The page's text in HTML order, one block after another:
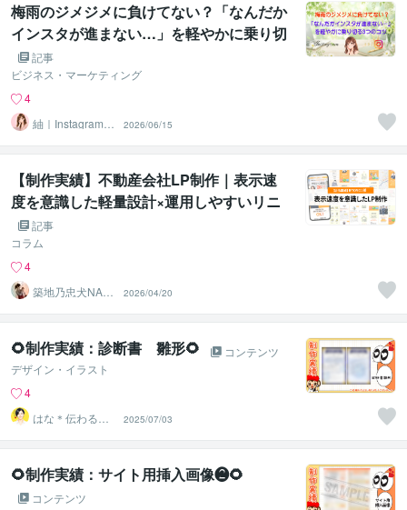
梅雨のジメジメに負けてない？「なんだか
インスタが進まない…」を軽やかに乗り切
る3つのコツ
記事
ビジネス・マーケティング
4
紬｜Instagram運
用代行＆サポー
ト
2026/06/15
【制作実績】不動産会社LP制作｜表示速
度を意識した軽量設計×運用しやすいリニ
ューアル対応
記事
コラム
4
築地乃忠犬NAN
A公
2026/04/20
🌻制作実績：診断書 雛形🌻
コンテンツ
デザイン・イラスト
4
はな＊伝わる形
に整えるデザイ
ン秘書
2025/07/03
🌻制作実績：サイト用挿入画像❷🌻
コンテンツ